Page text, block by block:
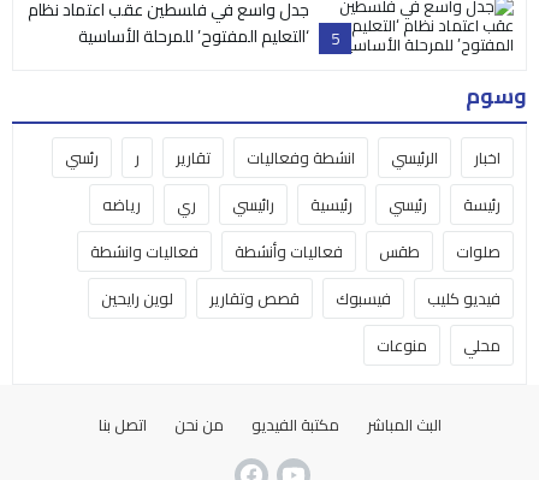
5
جدل واسع في فلسطين عقب اعتماد نظام
‘التعليم المفتوح’ للمرحلة الأساسية
وسوم
اخبار الرئيسي انشطة وفعاليات تقارير ر
رئسي
رئيسة
رئيسي رئيسية رائيسي ري
رياضه
صلوات
طقس فعاليات وأنشطة
فعاليات وانشطة
فيديو كليب
فيسبوك قصص وتقارير
لوين رايحين
محلي
منوعات
البث المباشر مكتبة الفيديو من نحن اتصل بنا